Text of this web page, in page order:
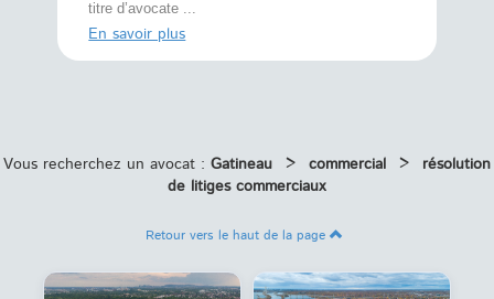
titre d’avocate ...
En savoir plus
Vous recherchez un avocat : Gatineau > commercial >
résolution
de litiges commerciaux
Retour vers le haut de la page